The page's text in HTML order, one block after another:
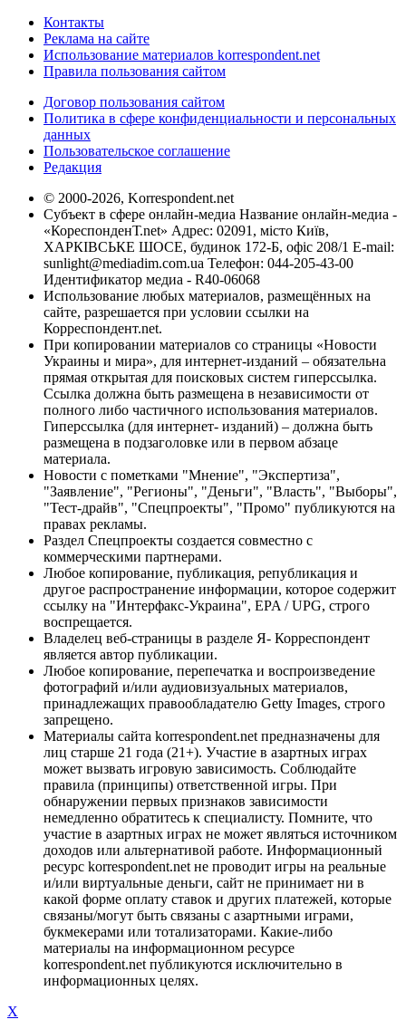
Контакты
Реклама на сайте
Использование материалов korrespondent.net
Правила пользования сайтом
Договор пользования сайтом
Политика в сфере конфиденциальности и персональных
данных
Пользовательское соглашение
Редакция
© 2000-2026, Korrespondent.net
Субъект в сфере онлайн-медиа Название онлайн-медиа -
«КореспонденТ.net» Адрес: 02091, місто Київ,
ХАРКІВСЬКЕ ШОСЕ, будинок 172-Б, офіс 208/1 E-mail:
sunlight@mediadim.com.ua Телефон: 044-205-43-00
Идентификатор медиа - R40-06068
Использование любых материалов, размещённых на
сайте, разрешается при условии ссылки на
Корреспондент.net.
При копировании материалов со страницы «Новости
Украины и мира», для интернет-изданий – обязательна
прямая открытая для поисковых систем гиперссылка.
Ссылка должна быть размещена в независимости от
полного либо частичного использования материалов.
Гиперссылка (для интернет- изданий) – должна быть
размещена в подзаголовке или в первом абзаце
материала.
Новости с пометками "Мнение", "Экспертиза",
"Заявление", "Регионы", "Деньги", "Власть", "Выборы",
"Тест-драйв", "Спецпроекты", "Промо" публикуются на
правах рекламы.
Раздел Спецпроекты создается совместно с
коммерческими партнерами.
Любое копирование, публикация, републикация и
другое распространение информации, которое содержит
ссылку на "Интерфакс-Украина", EPA / UPG, строго
воспрещается.
Владелец веб-страницы в разделе Я- Корреспондент
является автор публикации.
Любое копирование, перепечатка и воспроизведение
фотографий и/или аудиовизуальных материалов,
принадлежащих правообладателю Getty Images, строго
запрещено.
Материалы сайта korrespondent.net предназначены для
лиц старше 21 года (21+). Участие в азартных играх
может вызвать игровую зависимость. Соблюдайте
правила (принципы) ответственной игры. При
обнаружении первых признаков зависимости
немедленно обратитесь к специалисту. Помните, что
участие в азартных играх не может являться источником
доходов или альтернативой работе. Информационный
ресурс korrespondent.net не проводит игры на реальные
и/или виртуальные деньги, сайт не принимает ни в
какой форме оплату ставок и других платежей, которые
связаны/могут быть связаны с азартными играми,
букмекерами или тотализаторами. Какие-либо
материалы на информационном ресурсе
korrespondent.net публикуются исключительно в
информационных целях.
X